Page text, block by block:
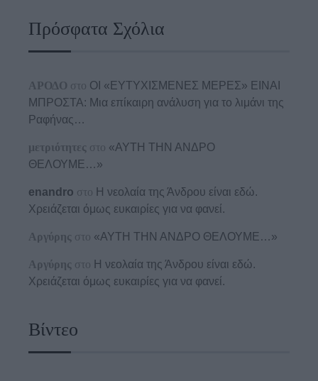
Πρόσφατα Σχόλια
ΑΡΟΔΟ στο ΟΙ «ΕΥΤΥΧΙΣΜΕΝΕΣ ΜΕΡΕΣ» ΕΙΝΑΙ
ΜΠΡΟΣΤΑ: Μια επίκαιρη ανάλυση για το λιμάνι της
Ραφήνας…
μετριότητες στο «ΑΥΤΗ ΤΗΝ ΑΝΔΡΟ
ΘΕΛΟΥΜΕ…»
enandro στο Η νεολαία της Άνδρου είναι εδώ.
Χρειάζεται όμως ευκαιρίες για να φανεί.
Αργύρης στο «ΑΥΤΗ ΤΗΝ ΑΝΔΡΟ ΘΕΛΟΥΜΕ…»
Αργύρης στο Η νεολαία της Άνδρου είναι εδώ.
Χρειάζεται όμως ευκαιρίες για να φανεί.
Βίντεο